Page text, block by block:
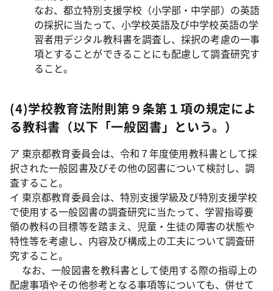
なお、都立特別支援学校（小学部・中学部）の英語
の採択に当たって、小学校英語及び中学校英語の学
習者用デジタル教科書を調査し、採択の考慮の一事
項とすることができることにも配慮して調査研究す
ること。
(4)学校教育法附則第９条第１項の規定によ
る教科書（以下「一般図書」という。）
ア 東京都教育委員会は、令和７年度使用教科書として採
択された一般図書及びその他の図書について検討し、調
査すること。
イ 東京都教育委員会は、特別支援学級及び特別支援学校
で使用する一般図書の調査研究に当たって、学習指導要
領の教科の目標等を踏まえ、児童・生徒の障害の状態や
特性等を考慮し、内容及び構成上の工夫について調査研
究すること。
なお、一般図書を教科書として使用する際の指導上の
配慮事項やその他参考となる事項等についても、併せて